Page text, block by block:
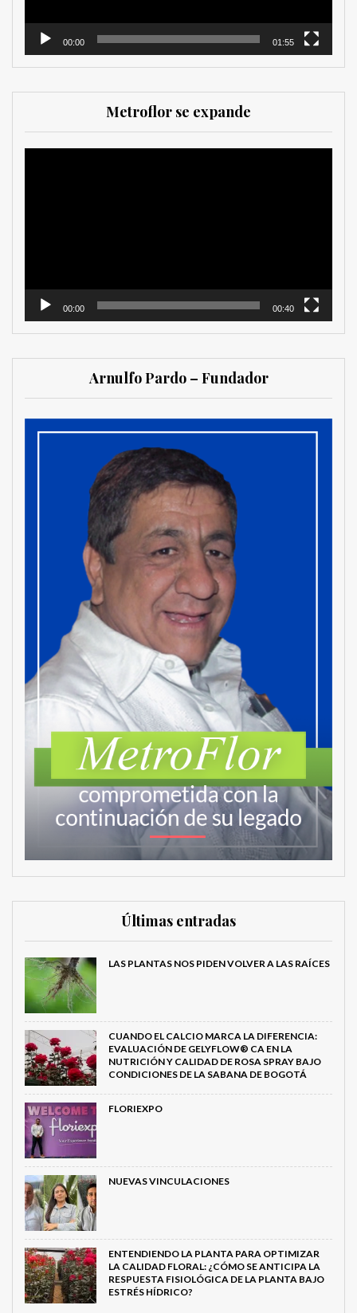
00:00 01:55
Metroflor se expande
00:00 00:40
Arnulfo Pardo – Fundador
Últimas entradas
LAS PLANTAS NOS PIDEN VOLVER A LAS RAÍCES
CUANDO EL CALCIO MARCA LA DIFERENCIA:
EVALUACIÓN DE GELYFLOW® CA EN LA
NUTRICIÓN Y CALIDAD DE ROSA SPRAY BAJO
CONDICIONES DE LA SABANA DE BOGOTÁ
FLORIEXPO
NUEVAS VINCULACIONES
ENTENDIENDO LA PLANTA PARA OPTIMIZAR
LA CALIDAD FLORAL: ¿CÓMO SE ANTICIPA LA
RESPUESTA FISIOLÓGICA DE LA PLANTA BAJO
ESTRÉS HÍDRICO?